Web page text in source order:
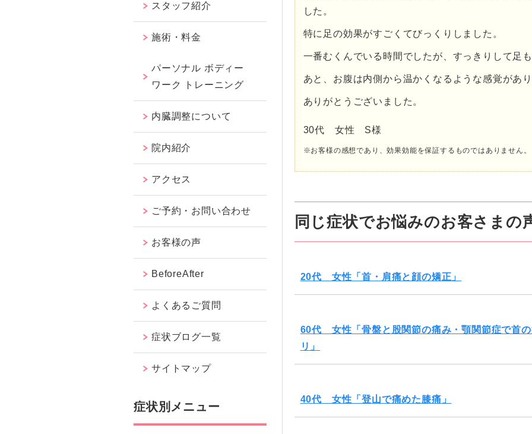
した。
特に足の効果がすごくてびっくりしました。
一番むくんでいる時間でしたが、すっきりして足
あと、お腹は内側から温かくなるような感覚があ
ありがとうございました。
30代 女性 S様
※お客様の感想であり、効果効能を保証するものではありません。
同じ症状でお悩みのお客さまの
20代 女性「首・肩痛と顔の矯正」
60代 女性「骨盤と股関節の痛み・顎関節症で首の
リ」
40代 女性「登山で痛めた膝痛」
スタッフ紹介
施術・料金
パーソナル ボディー
ワーク トレーニング
内臓調整について
院内紹介
アクセス
ご予約・お問い合わせ
お客様の声
BeforeAfter
よくあるご質問
症状ブログ一覧
サイトマップ
症状別メニュー